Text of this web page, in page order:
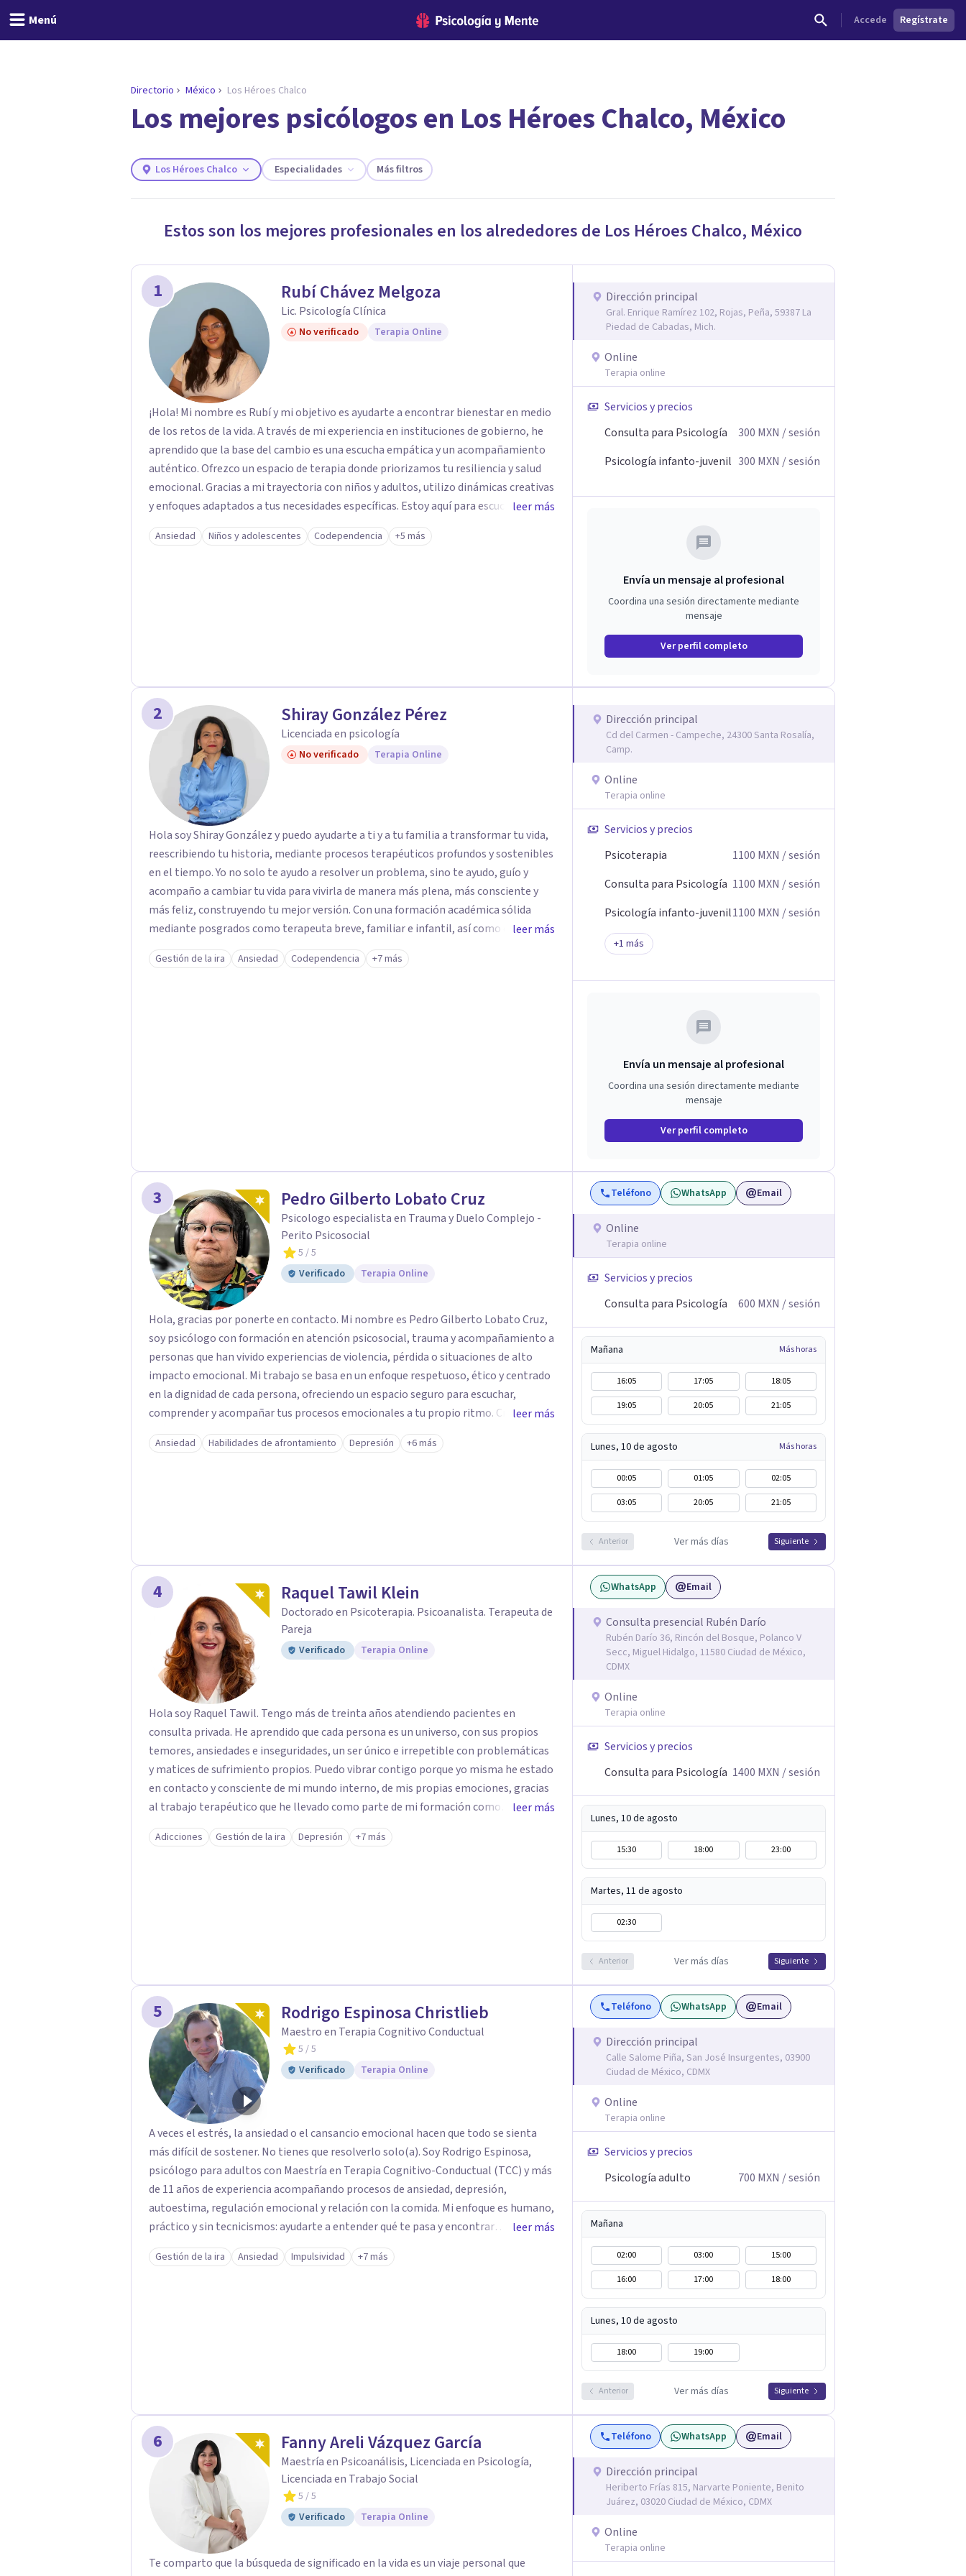
Menú Accede Regístrate
ENCONTRAR MI TERAPEUTA
¿Necesitas ayuda para encontrar el psicólogo adecuado?
Responder cuestionario
Directorio México Los Héroes Chalco
Los mejores psicólogos en Los Héroes Chalco, México
Los Héroes Chalco Especialidades Más filtros
Estos son los mejores profesionales en los alrededores de Los Héroes Chalco, México
1 Rubí Chávez Melgoza
Lic. Psicología Clínica
No verificado Terapia Online
¡Hola! Mi nombre es Rubí y mi objetivo es ayudarte a encontrar bienestar en medio
de los retos de la vida. A través de mi experiencia en instituciones de gobierno, he
aprendido que la base del cambio es una escucha empática y un acompañamiento
auténtico. ​Ofrezco un espacio de terapia donde priorizamos tu resiliencia y salud
emocional. Gracias a mi trayectoria con niños y adultos, utilizo dinámicas creativas
y enfoques adaptados a tus necesidades específicas. Estoy aquí para escucharte y
brindarte las herramientas necesarias para fortalecer tu paz mental.
leer más
Ansiedad Niños y adolescentes Codependencia +5 más
Dirección principal
Gral. Enrique Ramírez 102, Rojas, Peña, 59387 La
Piedad de Cabadas, Mich.
Online
Terapia online
Servicios y precios
Consulta para Psicología
300 MXN / sesión
Psicología infanto-juvenil 300 MXN / sesión
Envía un mensaje al profesional
Coordina una sesión directamente mediante
mensaje
Ver perfil completo
2 Shiray González Pérez
Licenciada en psicología
No verificado Terapia Online
Hola soy Shiray González y puedo ayudarte a ti y a tu familia a transformar tu vida,
reescribiendo tu historia, mediante procesos terapéuticos profundos y sostenibles
en el tiempo. Yo no solo te ayudo a resolver un problema, sino te ayudo, guío y
acompaño a cambiar tu vida para vivirla de manera más plena, más consciente y
más feliz, construyendo tu mejor versión. Con una formación académica sólida
mediante posgrados como terapeuta breve, familiar e infantil, así como con
respaldo profesional y experiencia clínica de más de 26 años y personal te
acompaño en el proceso con empatía auténtica y comunicación clara y directa para
leer más
Gestión de la ira Ansiedad Codependencia +7 más
Dirección principal
Cd del Carmen - Campeche, 24300 Santa Rosalía,
Camp.
Online
Terapia online
Servicios y precios
Psicoterapia
1100 MXN / sesión
Consulta para Psicología 1100 MXN / sesión
Psicología infanto-juvenil1100 MXN / sesión
+1 más
Envía un mensaje al profesional
Coordina una sesión directamente mediante
mensaje
Ver perfil completo
3 Pedro Gilberto Lobato Cruz
Psicologo especialista en Trauma y Duelo Complejo -
Perito Psicosocial
5 / 5
Verificado
Terapia Online
Hola, gracias por ponerte en contacto. Mi nombre es Pedro Gilberto Lobato Cruz,
soy psicólogo con formación en atención psicosocial, trauma y acompañamiento a
personas que han vivido experiencias de violencia, pérdida o situaciones de alto
impacto emocional. Mi trabajo se basa en un enfoque respetuoso, ético y centrado
en la dignidad de cada persona, ofreciendo un espacio seguro para escuchar,
comprender y acompañar tus procesos emocionales a tu propio ritmo. Creo
firmemente en la importancia de construir juntos herramientas que fortalezcan el
bienestar, la autonomía y el sentido de vida. Será un gusto acompañarte en este
leer más
Ansiedad Habilidades de afrontamiento Depresión +6 más
Teléfono WhatsApp Email
Online
Terapia online
Servicios y precios
Consulta para Psicología
600 MXN / sesión
Mañana Más horas
16:05 17:05
18:05
19:05
20:05 21:05
Lunes, 10 de agosto Más horas
00:05 01:05
02:05
03:05
20:05 21:05
Anterior Ver más días Siguiente
4 Raquel Tawil Klein
Doctorado en Psicoterapia. Psicoanalista. Terapeuta de
Pareja
Verificado Terapia Online
Hola soy Raquel Tawil. Tengo más de treinta años atendiendo pacientes en
consulta privada. He aprendido que cada persona es un universo, con sus propios
temores, ansiedades e inseguridades, un ser único e irrepetible con problemáticas
y matices de sufrimiento propios. Puedo vibrar contigo porque yo misma he estado
en contacto y consciente de mi mundo interno, de mis propias emociones, gracias
al trabajo terapéutico que he llevado como parte de mi formación como
psicoterapeuta, lo que me permitirá comprenderte mejor. Nadie puede entender al
otro si no se ha puesto en contacto consigo mismo. Me gustaría acompañarte en
leer más
Adicciones Gestión de la ira Depresión +7 más
WhatsApp Email
Consulta presencial Rubén Darío
Rubén Darío 36, Rincón del Bosque, Polanco V
Secc, Miguel Hidalgo, 11580 Ciudad de México,
CDMX
Online
Terapia online
Servicios y precios
Consulta para Psicología 1400 MXN / sesión
Lunes, 10 de agosto
15:30 18:00 23:00
Martes, 11 de agosto
02:30
Anterior Ver más días Siguiente
5 Rodrigo Espinosa Christlieb
Maestro en Terapia Cognitivo Conductual
5 / 5
Verificado
Terapia Online
A veces el estrés, la ansiedad o el cansancio emocional hacen que todo se sienta
más difícil de sostener. No tienes que resolverlo solo(a). Soy Rodrigo Espinosa,
psicólogo para adultos con Maestría en Terapia Cognitivo-Conductual (TCC) y más
de 11 años de experiencia acompañando procesos de ansiedad, depresión,
autoestima, regulación emocional y relación con la comida. Mi enfoque es humano,
práctico y sin tecnicismos: ayudarte a entender qué te pasa y encontrar
herramientas reales que puedas aplicar desde las primeras sesiones. Brindo terapia
psicológica presencial en Ciudad de México y online para adultos en todo México,
leer más
Gestión de la ira Ansiedad Impulsividad +7 más
Teléfono WhatsApp Email
Dirección principal
Calle Salome Piña, San José Insurgentes, 03900
Ciudad de México, CDMX
Online
Terapia online
Servicios y precios
Psicología adulto
700 MXN / sesión
Mañana
02:00 03:00
15:00
16:00
17:00 18:00
Lunes, 10 de agosto
18:00 19:00
Anterior Ver más días Siguiente
6 Fanny Areli Vázquez García
Maestría en Psicoanálisis, Licenciada en Psicología,
Licenciada en Trabajo Social
5 / 5
Verificado
Terapia Online
Te comparto que la búsqueda de significado en la vida es un viaje personal que
Teléfono WhatsApp Email
Dirección principal
Heriberto Frías 815, Narvarte Poniente, Benito
Juárez, 03020 Ciudad de México, CDMX
Online
Terapia online